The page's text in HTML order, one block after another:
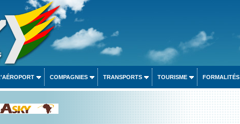
COMPAGNIES TRANSPORTS TOURISME FORMALITÉS